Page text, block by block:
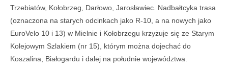
Trzebiatów, Kołobrzeg, Darłowo, Jarosławiec. Nadbałtcyka trasa
(oznaczona na starych odcinkach jako R-10, a na nowych jako
EuroVelo 10 i 13) w Mielnie i Kołobrzegu krzyżuje się ze Starym
Kolejowym Szlakiem (nr 15), którym można dojechać do
Koszalina, Białogardu i dalej na południe województwa.